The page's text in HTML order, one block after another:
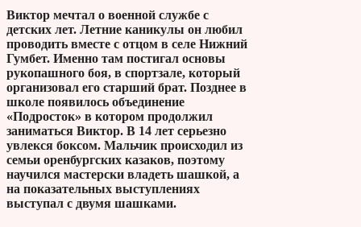
Виктор мечтал о военной службе с
детских лет. Летние каникулы он любил
проводить вместе с отцом в селе Нижний
Гумбет. Именно там постигал основы
рукопашного боя, в спортзале, который
организовал его старший брат. Позднее в
школе появилось объединение
«Подросток» в котором продолжил
заниматься Виктор. В 14 лет серьезно
увлекся боксом. Мальчик происходил из
семьи оренбургских казаков, поэтому
научился мастерски владеть шашкой, а
на показательных выступлениях
выступал с двумя шашками.